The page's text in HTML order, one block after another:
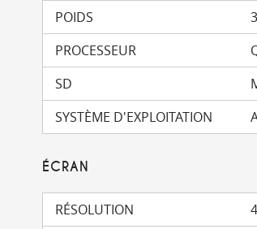
POIDS
PROCESSEUR
SD
SYSTÈME D'EXPLOITATION
ÉCRAN
RÉSOLUTION